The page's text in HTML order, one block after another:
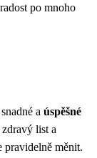
po mnoho
a úspěšné
list a
pravidelně měnit.